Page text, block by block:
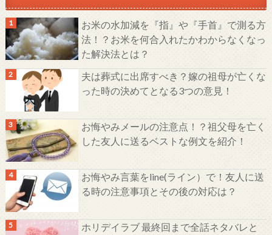
お米の水加減を『指』や『手首』で測る方
法！？お米を何合入れたかわからなくなっ
た解決法とは？
夫は葬式に出席すべき？嫁の祖母が亡くな
った時の決めてとなる3つの意見！
お悔やみメールの注意点！？祖父母を亡く
した友人に送るベストな例文を紹介！
お悔やみ言葉をline(ライン）で！友人に送
る時の注意事項とその後の対応は？
ホリデイラブ 最終回まで全話ネタバレと